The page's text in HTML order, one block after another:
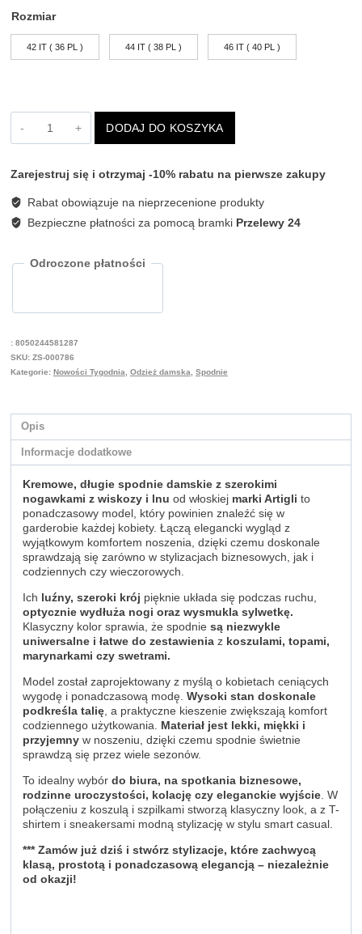
Rozmiar
42 IT ( 36 PL ) 44 IT ( 38 PL ) 46 IT ( 40 PL )
Kremowe
spodnie
z
i
lnu
DODAJ DO KOSZYKA
Zarejestruj się i otrzymaj -10% rabatu na pierwsze zakupy
Rabat obowiązuje na nieprzecenione produkty
Bezpieczne płatności za pomocą bramki Przelewy 24
Odroczone płatności
: 8050244581287
SKU: ZS-000786
Kategorie: Nowości Tygodnia Odzież damska Spodnie
Opis
Informacje dodatkowe
Kremowe, długie spodnie damskie z szerokimi
nogawkami z wiskozy i lnu od włoskiej marki Artigli to
ponadczasowy model, który powinien znaleźć się w
garderobie każdej kobiety. Łączą elegancki wygląd z
wyjątkowym komfortem noszenia, dzięki czemu doskonale
sprawdzają się zarówno w stylizacjach biznesowych, jak i
codziennych czy wieczorowych.
Ich luźny, szeroki krój pięknie układa się podczas ruchu,
optycznie wydłuża nogi oraz wysmukla sylwetkę.
Klasyczny kolor sprawia, że spodnie są niezwykle
uniwersalne i łatwe do zestawieniaz koszulami, topami,
marynarkami czy swetrami.
Model został zaprojektowany z myślą o kobietach ceniących
wygodę i ponadczasową modę. Wysoki stan doskonale
podkreśla talię, a praktyczne kieszenie zwiększają komfort
codziennego użytkowania. Materiał jest lekki, miękki i
przyjemnyw noszeniu, dzięki czemu spodnie świetnie
sprawdzą się przez wiele sezonów.
To idealny wybór do biura, na spotkania biznesowe,
rodzinne uroczystości, kolację czy eleganckie wyjście. W
połączeniu z koszulą i szpilkami stworzą klasyczny look, a z T-
shirtem i sneakersami modną stylizację w stylu smart casual.
*** Zamów już dziś i stwórz stylizacje, które zachwycą
klasą, prostotą i ponadczasową elegancją – niezależnie
od okazji!